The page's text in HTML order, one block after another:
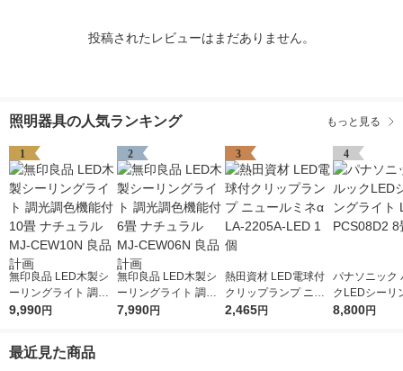
投稿されたレビューはまだありません。
照明器具の人気ランキング もっと見る
1
無印良品 LED木製シ
ーリングライト 調光
調色機能付 10畳 ナチ
9,990円
2
無印良品 LED木製シ
ーリングライト 調光
調色機能付 6畳 ナチ
7,990円
3
熱田資材 LED電球付
クリップランプ ニュ
ールミネα LA-2205A-
2,465円
4
パナソニック
クLEDシーリ
ト LE-
8,800円
最近見た商品